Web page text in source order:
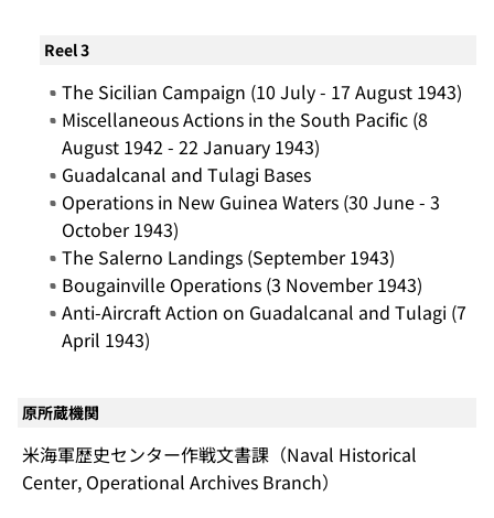
Reel 3
The Sicilian Campaign (10 July - 17 August 1943)
Miscellaneous Actions in the South Pacific (8
August 1942 - 22 January 1943)
Guadalcanal and Tulagi Bases
Operations in New Guinea Waters (30 June - 3
October 1943)
The Salerno Landings (September 1943)
Bougainville Operations (3 November 1943)
Anti-Aircraft Action on Guadalcanal and Tulagi (7
April 1943)
原所蔵機関
米海軍歴史センター作戦文書課（Naval Historical
Center, Operational Archives Branch）